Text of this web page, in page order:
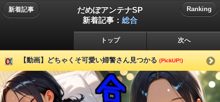
新着記事
だめぽアンテナSP
新着記事： 総合
Ranking
トップ 次へ
【動画】どちゃくそ可愛い婦警さん見つかる (PickUP!)